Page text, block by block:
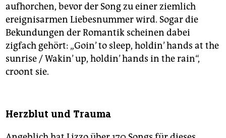
aufhorchen, bevor der Song zu einer ziemlich
ereignisarmen Liebesnummer wird. Sogar die
Bekundungen der Romantik scheinen dabei
zigfach gehört: „Goin’ to sleep, holdin’ hands at the
sunrise / Wakin’ up, holdin’ hands in the rain“,
croont sie.
Herzblut und Trauma